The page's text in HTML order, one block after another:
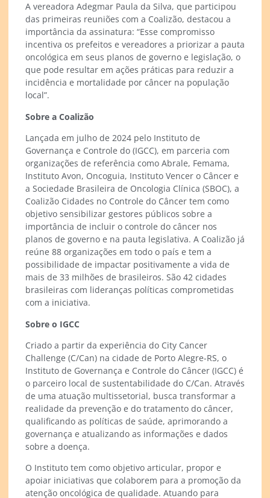
A vereadora Adegmar Paula da Silva, que participou
das primeiras reuniões com a Coalizão, destacou a
importância da assinatura: “Esse compromisso
incentiva os prefeitos e vereadores a priorizar a pauta
oncológica em seus planos de governo e legislação, o
que pode resultar em ações práticas para reduzir a
incidência e mortalidade por câncer na população
local”.
Sobre a Coalizão
Lançada em julho de 2024 pelo Instituto de
Governança e Controle do (IGCC), em parceria com
organizações de referência como Abrale, Femama,
Instituto Avon, Oncoguia, Instituto Vencer o Câncer e
a Sociedade Brasileira de Oncologia Clínica (SBOC), a
Coalizão Cidades no Controle do Câncer tem como
objetivo sensibilizar gestores públicos sobre a
importância de incluir o controle do câncer nos
planos de governo e na pauta legislativa. A Coalizão já
reúne 88 organizações em todo o país e tem a
possibilidade de impactar positivamente a vida de
mais de 33 milhões de brasileiros. São 42 cidades
brasileiras com lideranças políticas comprometidas
com a iniciativa.
Sobre o IGCC
Criado a partir da experiência do City Cancer
Challenge (C/Can) na cidade de Porto Alegre-RS, o
Instituto de Governança e Controle do Câncer (IGCC) é
o parceiro local de sustentabilidade do C/Can. Através
de uma atuação multissetorial, busca transformar a
realidade da prevenção e do tratamento do câncer,
qualificando as políticas de saúde, aprimorando a
governança e atualizando as informações e dados
sobre a doença.
O Instituto tem como objetivo articular, propor e
apoiar iniciativas que colaborem para a promoção da
atenção oncológica de qualidade. Atuando para